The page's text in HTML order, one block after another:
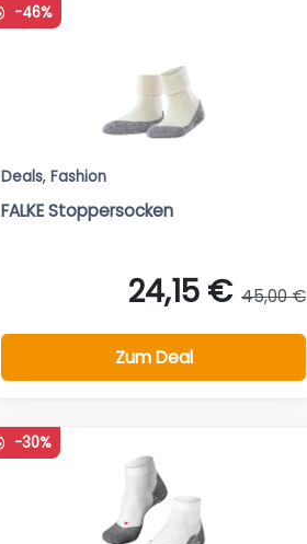
-46%
Deals, Fashion
FALKE Stoppersocken
24,15 € 45,00 €
Zum Deal
-30%